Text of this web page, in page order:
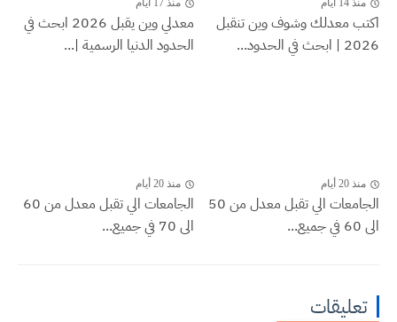
منذ 14 أيام
اكتب معدلك وشوف وين تنقبل
2026 | ابحث في الحدود...
منذ 17 أيام
معدلي وين يقبل 2026 ابحث في
الحدود الدنيا الرسمية |...
منذ 20 أيام
الجامعات الي تقبل معدل من 50
الى 60 في جميع...
منذ 20 أيام
الجامعات الي تقبل معدل من 60
الى 70 في جميع...
تعليقات